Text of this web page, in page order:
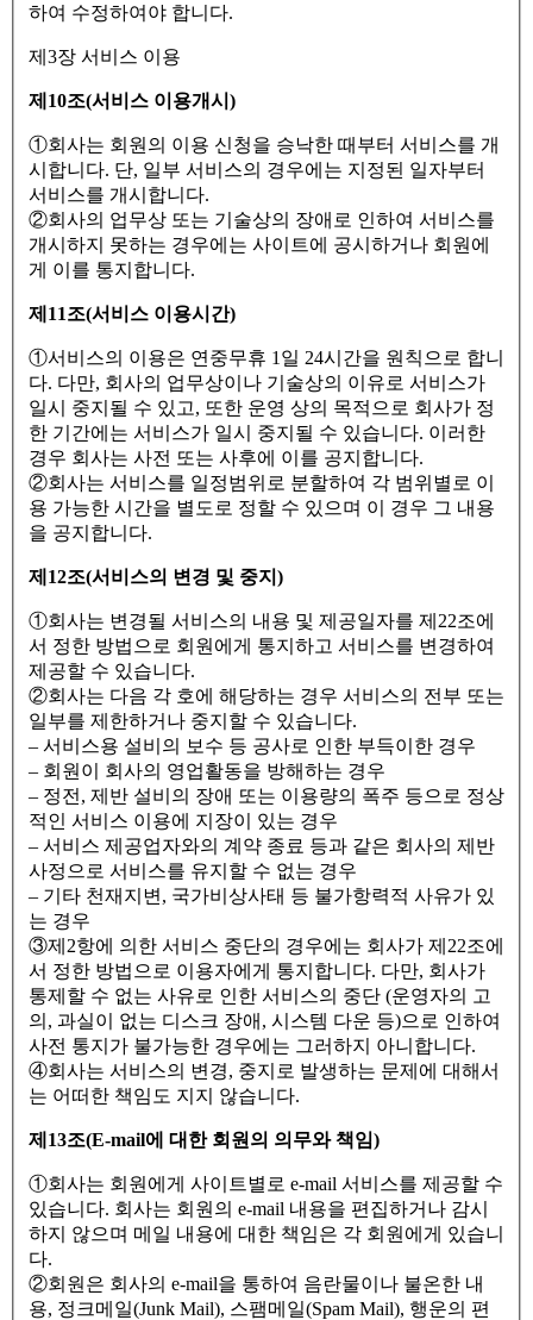
하여 수정하여야 합니다.
제3장 서비스 이용
제10조(서비스 이용개시)
①회사는 회원의 이용 신청을 승낙한 때부터 서비스를 개
시합니다. 단, 일부 서비스의 경우에는 지정된 일자부터
서비스를 개시합니다.
②회사의 업무상 또는 기술상의 장애로 인하여 서비스를
개시하지 못하는 경우에는 사이트에 공시하거나 회원에
게 이를 통지합니다.
제11조(서비스 이용시간)
①서비스의 이용은 연중무휴 1일 24시간을 원칙으로 합니
다. 다만, 회사의 업무상이나 기술상의 이유로 서비스가
일시 중지될 수 있고, 또한 운영 상의 목적으로 회사가 정
한 기간에는 서비스가 일시 중지될 수 있습니다. 이러한
경우 회사는 사전 또는 사후에 이를 공지합니다.
②회사는 서비스를 일정범위로 분할하여 각 범위별로 이
용 가능한 시간을 별도로 정할 수 있으며 이 경우 그 내용
을 공지합니다.
제12조(서비스의 변경 및 중지)
①회사는 변경될 서비스의 내용 및 제공일자를 제22조에
서 정한 방법으로 회원에게 통지하고 서비스를 변경하여
제공할 수 있습니다.
②회사는 다음 각 호에 해당하는 경우 서비스의 전부 또는
일부를 제한하거나 중지할 수 있습니다.
– 서비스용 설비의 보수 등 공사로 인한 부득이한 경우
– 회원이 회사의 영업활동을 방해하는 경우
– 정전, 제반 설비의 장애 또는 이용량의 폭주 등으로 정상
적인 서비스 이용에 지장이 있는 경우
– 서비스 제공업자와의 계약 종료 등과 같은 회사의 제반
사정으로 서비스를 유지할 수 없는 경우
– 기타 천재지변, 국가비상사태 등 불가항력적 사유가 있
는 경우
③제2항에 의한 서비스 중단의 경우에는 회사가 제22조에
서 정한 방법으로 이용자에게 통지합니다. 다만, 회사가
통제할 수 없는 사유로 인한 서비스의 중단 (운영자의 고
의, 과실이 없는 디스크 장애, 시스템 다운 등)으로 인하여
사전 통지가 불가능한 경우에는 그러하지 아니합니다.
④회사는 서비스의 변경, 중지로 발생하는 문제에 대해서
는 어떠한 책임도 지지 않습니다.
제13조(E-mail에 대한 회원의 의무와 책임)
①회사는 회원에게 사이트별로 e-mail 서비스를 제공할 수
있습니다. 회사는 회원의 e-mail 내용을 편집하거나 감시
하지 않으며 메일 내용에 대한 책임은 각 회원에게 있습니
다.
②회원은 회사의 e-mail을 통하여 음란물이나 불온한 내
용, 정크메일(Junk Mail), 스팸메일(Spam Mail), 행운의 편